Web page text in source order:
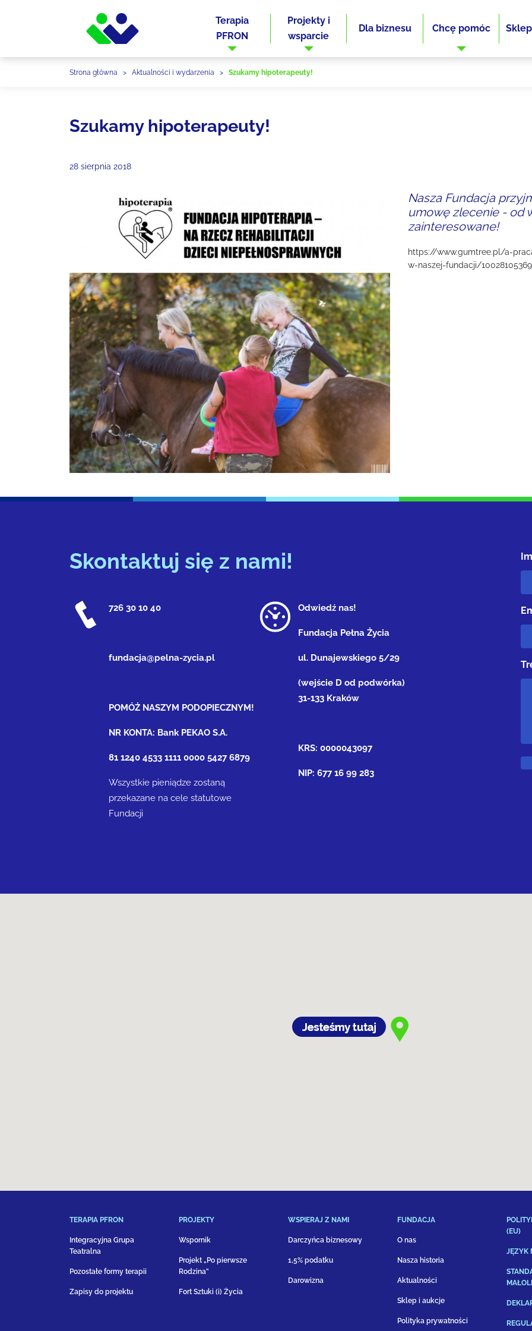
Terapia
PFRON
Projekty i
wsparcie
Dla biznesu Chcę pomóc
Strona główna > Aktualności i wydarzenia > Szukamy hipoterapeuty!
Szukamy hipoterapeuty!
28 sierpnia 2018
Nasza Fundacja
umowę zlecenie - od
zainteresowane!
https://www.gumtree.pl/a-
w-naszej-fundacji/
Skontaktuj się z nami!
726 30 10 40
fundacja@pelna-zycia.pl
POMÓŻ NASZYM PODOPIECZNYM!
NR KONTA: Bank PEKAO S.A.
81 1240 4533 1111 0000 5427 6879
Wszystkie pieniądze zostaną
przekazane na cele statutowe
Fundacji
Odwiedź nas!
Fundacja Pełna Życia
ul. Dunajewskiego 5/29
(wejście D od podwórka)
31-133 Kraków
KRS: 0000043097
NIP: 677 16 99 283
TERAPIA PFRON
Integracyjna Grupa
Teatralna
Pozostałe formy terapii
Zapisy do projektu
PROJEKTY
Wspornik
Projekt „Po pierwsze
Rodzina”
Fort Sztuki (i) Życia
WSPIERAJ Z NAMI
Darczyńca biznesowy
1,5% podatku
Darowizna
FUNDACJA
O nas
Nasza historia
Aktualności
Sklep i aukcje
Polityka prywatności
(EU)
JĘZYK